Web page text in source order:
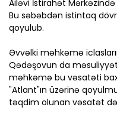
Ailəvi İstirahət
Bu səbəbdən istintaq
qoyulub.
Əvvəlki məhkəmə
Qədəşovun da
məhkəmə bu vəsatəti
"Atlant"ın üzərinə
təqdim olunan vəsatət